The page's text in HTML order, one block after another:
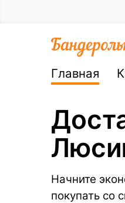
Главная
Начните
покупать со